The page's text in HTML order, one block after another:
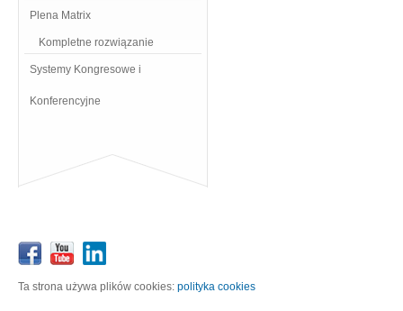
Plena Matrix
Kompletne rozwiązanie
Systemy Kongresowe i
Konferencyjne
Ta strona używa plików cookies: polityka cookies